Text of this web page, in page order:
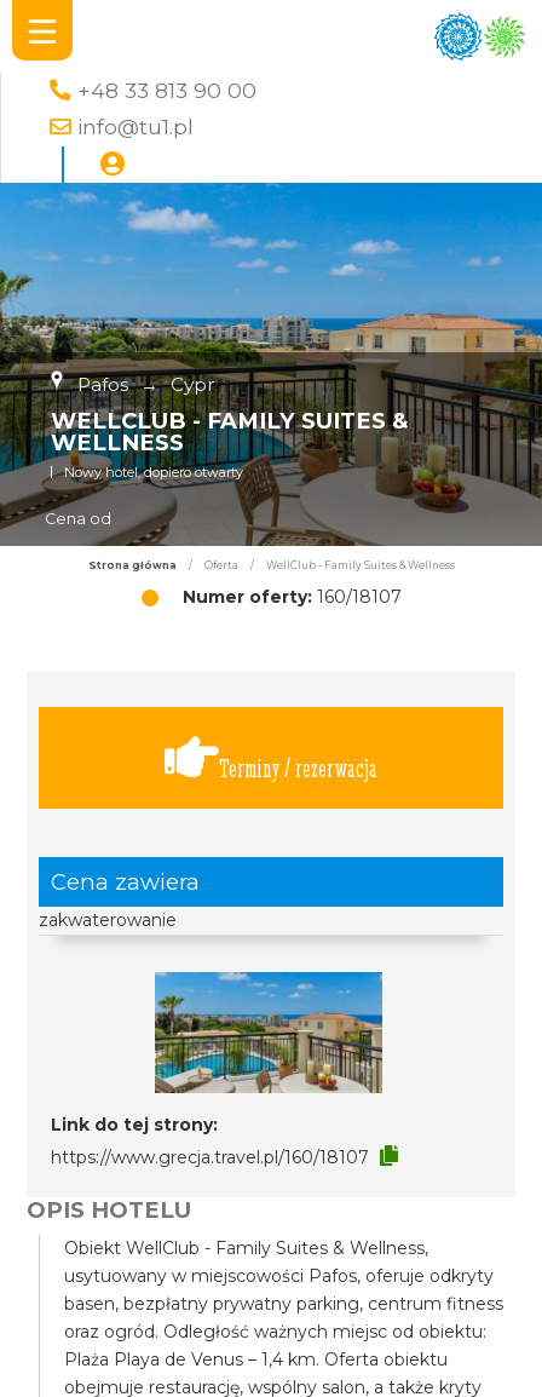
+48 33 813 90 00
info@tu1.pl
Pafos → Cypr
WELLCLUB - FAMILY SUITES &
WELLNESS
Nowy hotel, dopiero otwarty
Cena od
Strona główna / Oferta / WellClub - Family Suites & Wellness
Numer oferty:160/18107
Terminy / rezerwacja
Cena zawiera
zakwaterowanie
Link do tej strony:
https://www.grecja.travel.pl/160/18107
OPIS HOTELU
Obiekt WellClub - Family Suites & Wellness,
usytuowany w miejscowości Pafos, oferuje odkryty
basen, bezpłatny prywatny parking, centrum fitness
oraz ogród. Odległość ważnych miejsc od obiektu:
Plaża Playa de Venus – 1,4 km. Oferta obiektu
obejmuje restaurację, wspólny salon, a także kryty